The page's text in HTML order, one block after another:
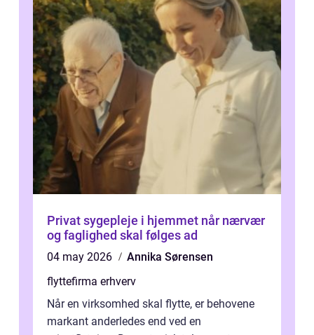
Privat sygepleje i hjemmet når nærvær
og faglighed skal følges ad
04 may 2026
Annika Sørensen
flyttefirma erhverv
Når en virksomhed skal flytte, er behovene
markant anderledes end ved en